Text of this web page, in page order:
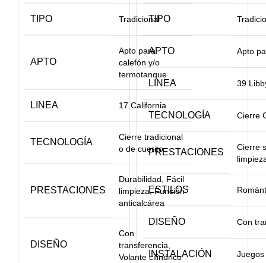
TIPO Tradicional
APTO
Apto para
calefón y/o
termotanque
LINEA 17 California
TECNOLOGÍA
Cierre tradicional
o de cuerito
PRESTACIONES
Durabilidad, Fácil
limpieza, Función
anticalcárea
DISEÑO
Con
transferencia,
Volante cilindrico
TIPO
APTO Apto
LINEA 39
TECNOLOGÍA Cierre
PRESTACIONES
Cierre
ESTILOS
DISEÑO Con
INSTALACIÓN